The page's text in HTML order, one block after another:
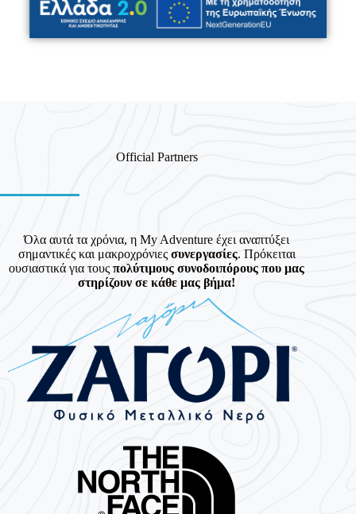
Official Partners
Όλα αυτά τα χρόνια, η My Adventure έχει αναπτύξει
σημαντικές και μακροχρόνιες συνεργασίες. Πρόκειται
ουσιαστικά για τουςπολύτιμους συνοδοιπόρους που μας
στηρίζουν σε κάθε μας βήμα!